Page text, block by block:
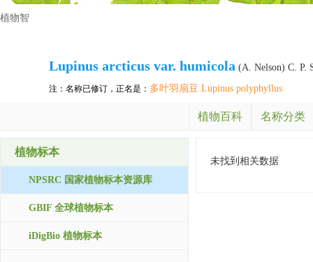
植物智
Lupinus arcticus var. humicola (A. Nelson) C. P.
注：名称已修订，正名是： 多叶羽扇豆 Lupinus polyphyllus
植物百科 名称分类
植物标本
NPSRC 国家植物标本资源库
GBIF 全球植物标本
iDigBio 植物标本
未找到相关数据